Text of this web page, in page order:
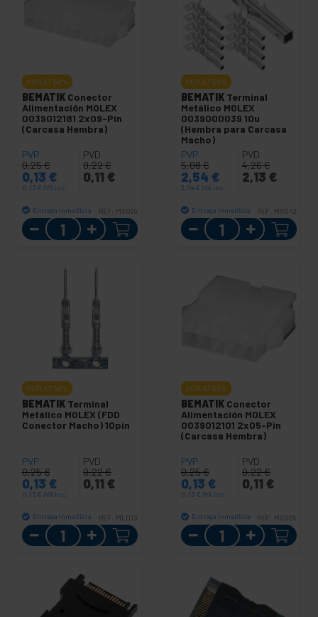
OUTLET 50%
BEMATIK Conector
Alimentación MOLEX
0039012181 2x09-Pin
(Carcasa Hembra)
PVP
0,25€
0,13 €
0,13 € IVA inc.
PVD
0,22€
0,11 €
Entrega inmediata REF: MX029
Cantidad
OUTLET 50%
BEMATIK Terminal
Metálico MOLEX
0039000039 10u
(Hembra para Carcasa
Macho)
PVP
5,08€
2,54 €
2,54 € IVA inc.
PVD
4,26€
2,13 €
Entrega inmediata REF: MX042
Cantidad
OUTLET 50%
BEMATIK Terminal
Metálico MOLEX (FDD
Conector Macho) 10pin
PVP
0,25€
0,13 €
0,13 € IVA inc.
PVD
0,22€
0,11 €
Entrega inmediata REF: ML013
Cantidad
OUTLET 50%
BEMATIK Conector
Alimentación MOLEX
0039012101 2x05-Pin
(Carcasa Hembra)
PVP
0,25€
0,13 €
0,13 € IVA inc.
PVD
0,22€
0,11 €
Entrega inmediata REF: MX025
Cantidad